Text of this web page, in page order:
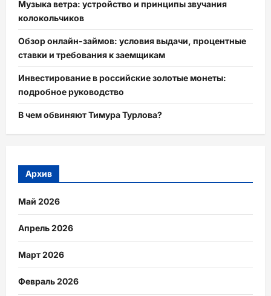
Музыка ветра: устройство и принципы звучания
колокольчиков
Обзор онлайн-займов: условия выдачи, процентные
ставки и требования к заемщикам
Инвестирование в российские золотые монеты:
подробное руководство
В чем обвиняют Тимура Турлова?
Архив
Май 2026
Апрель 2026
Март 2026
Февраль 2026